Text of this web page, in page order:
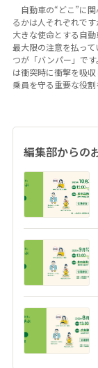
自動車の“どこ”に関
るかは人それぞれで
大きな使命とする自
最大限の注意を払っ
つが「バンパー」で
は衝突時に衝撃を吸
乗員を守る重要な役
編集部からの